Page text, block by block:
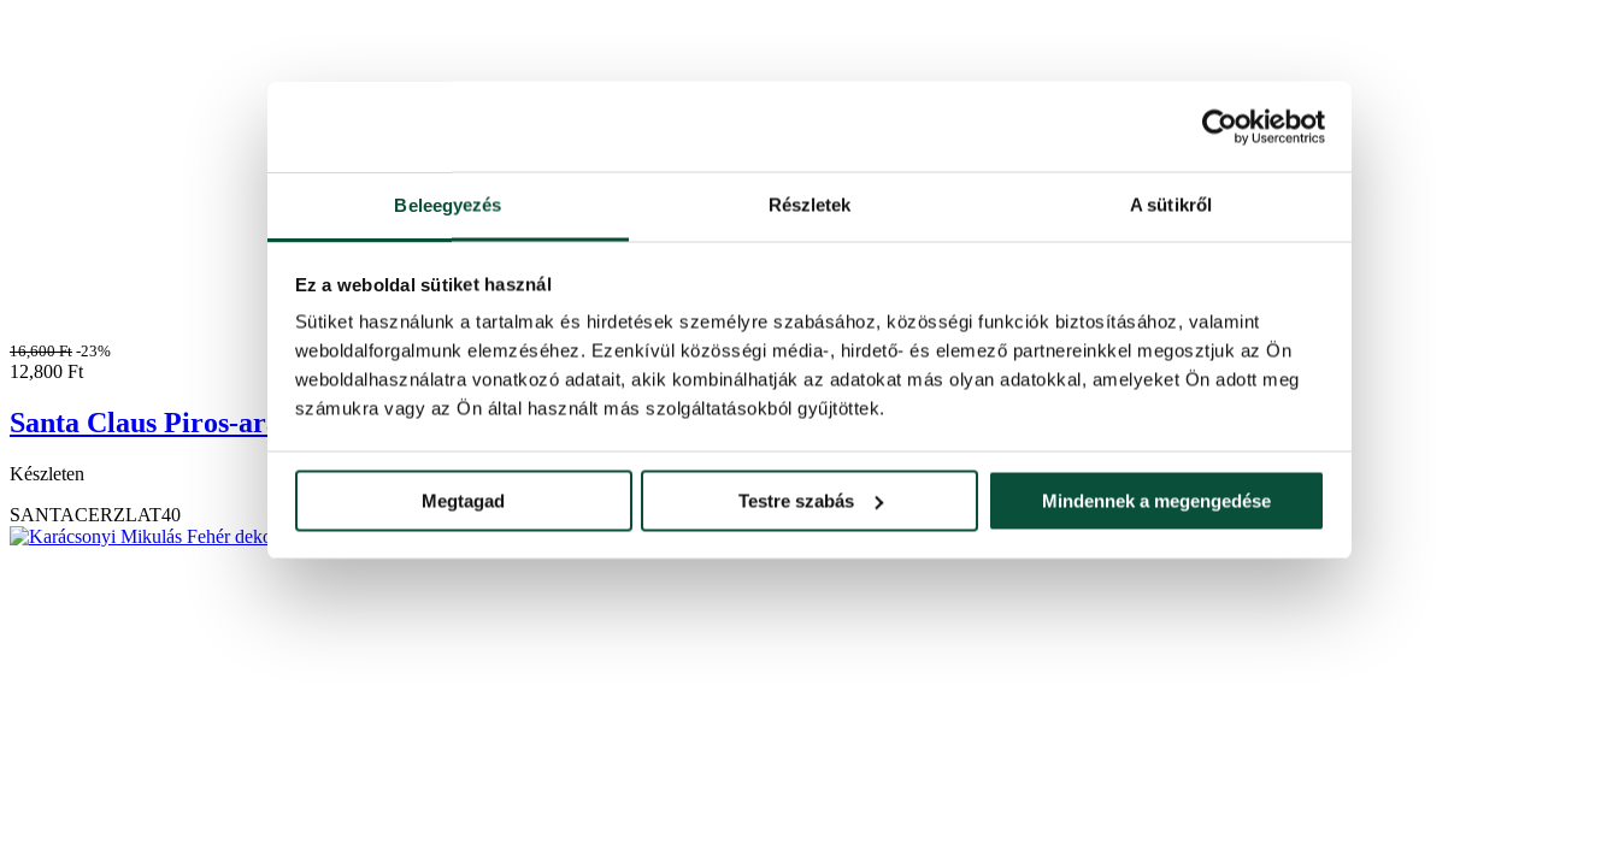
Beleegyezés Részletek A sütikről
Ez a weboldal sütiket használ
Sütiket használunk a tartalmak és hirdetések személyre szabásához, közösségi funkciók biztosításához, valamint
weboldalforgalmunk elemzéséhez. Ezenkívül közösségi média-, hirdető- és elemező partnereinkkel megosztjuk az Ön
weboldalhasználatra vonatkozó adatait, akik kombinálhatják az adatokat más olyan adatokkal, amelyeket Ön adott meg
számukra vagy az Ön által használt más szolgáltatásokból gyűjtöttek.
Megtagad Testre szabás Mindennek a megengedése
16,600Ft -23%
12,800 Ft
Santa Claus Piros-arany dekoráció 40cm
Készleten
SANTACERZLAT40